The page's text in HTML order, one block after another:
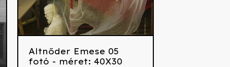
Altnőder Emese 05
fotó - méret: 40X30